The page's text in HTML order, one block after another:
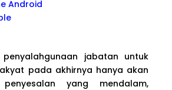
Android
penyalahgunaan jabatan untuk
pada akhirnya hanya akan
penyesalan yang mendalam,